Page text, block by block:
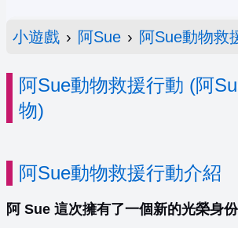
小遊戲 › 阿Sue › 阿Sue動物救
阿Sue動物救援行動 (阿
物)
阿Sue動物救援行動介紹
阿 Sue 這次擁有了一個新的光榮